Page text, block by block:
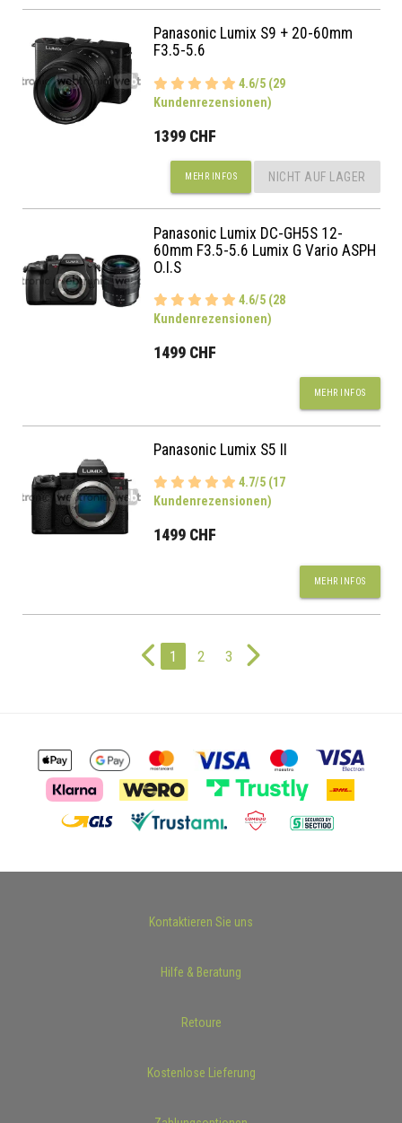
Panasonic Lumix S9 + 20-60mm
F3.5-5.6
4.6/5 (29
Kundenrezensionen)
1399 CHF
MEHR INFOS NICHT AUF LAGER
Panasonic Lumix DC-GH5S 12-
60mm F3.5-5.6 Lumix G Vario ASPH
O.I.S
4.6/5 (28
Kundenrezensionen)
1499 CHF
MEHR INFOS
Panasonic Lumix S5 II
4.7/5 (17
Kundenrezensionen)
1499 CHF
MEHR INFOS
1 2 3
Kontaktieren Sie uns
Hilfe & Beratung
Retoure
Kostenlose Lieferung